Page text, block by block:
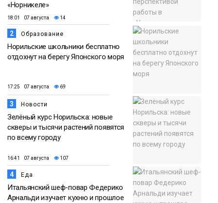
«Норникеле»
18:01 07 августа 14
2 Образование
Норильские школьники бесплатно
отдохнут на берегу Японского моря
17:25 07 августа 69
3 Новости
Зелёный курс Норильска: новые
скверы и тысячи растений появятся
по всему городу
16:41 07 августа 107
4 Еда
Итальянский шеф-повар Федерико
Арнальди изучает кухню и прошлое